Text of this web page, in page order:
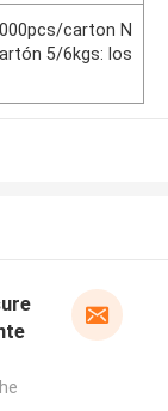
carton N
5/6kgs: los